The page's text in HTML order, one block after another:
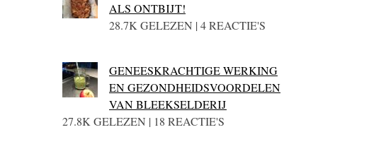
ALS ONTBIJT!
28.7K GELEZEN | 4 REACTIE'S
GENEESKRACHTIGE WERKING
EN GEZONDHEIDSVOORDELEN
VAN BLEEKSELDERIJ
27.8K GELEZEN | 18 REACTIE'S